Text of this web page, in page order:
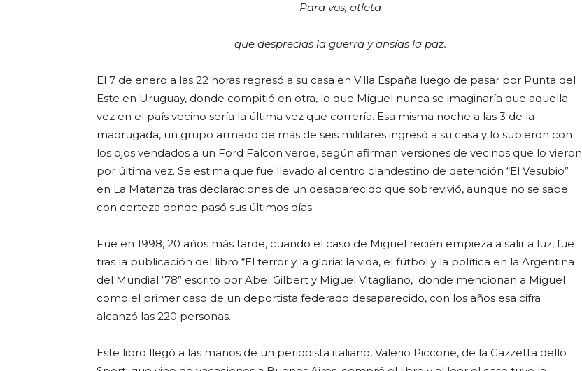
Para vos, atleta
que desprecias la guerra y ansías la paz.
El 7 de enero a las 22 horas regresó a su casa en Villa España luego de pasar por Punta del
Este en Uruguay, donde compitió en otra, lo que Miguel nunca se imaginaría que aquella
vez en el país vecino sería la última vez que correría. Esa misma noche a las 3 de la
madrugada, un grupo armado de más de seis militares ingresó a su casa y lo subieron con
los ojos vendados a un Ford Falcon verde, según afirman versiones de vecinos que lo vieron
por última vez. Se estima que fue llevado al centro clandestino de detención “El Vesubio”
en La Matanza tras declaraciones de un desaparecido que sobrevivió, aunque no se sabe
con certeza donde pasó sus últimos días.
Fue en 1998, 20 años más tarde, cuando el caso de Miguel recién empieza a salir a luz, fue
tras la publicación del libro “El terror y la gloria: la vida, el fútbol y la política en la Argentina
del Mundial ‘78” escrito por Abel Gilbert y Miguel Vitagliano, donde mencionan a Miguel
como el primer caso de un deportista federado desaparecido, con los años esa cifra
alcanzó las 220 personas.
Este libro llegó a las manos de un periodista italiano, Valerio Piccone, de la Gazzetta dello